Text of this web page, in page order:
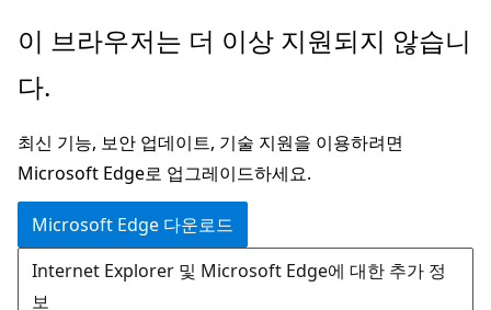
주
콘
츠
로
건
너
뛰
이 브라우저는 더 이상 지원되지 않습니
다.
최신 기능, 보안 업데이트, 기술 지원을 이용하려면
Microsoft Edge로 업그레이드하세요.
Microsoft Edge 다운로드
Internet Explorer 및 Microsoft Edge에 대한 추가 정
보